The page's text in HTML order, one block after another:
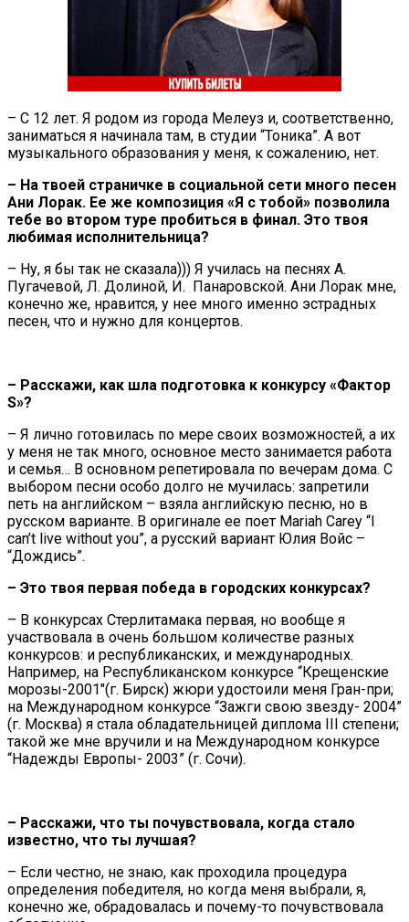
– С 12 лет. Я родом из города Мелеуз и, соответственно,
заниматься я начинала там, в студии “Тоника”. А вот
музыкального образования у меня, к сожалению, нет.
– На твоей страничке в социальной сети много песен
Ани Лорак. Ее же композиция «Я с тобой» позволила
тебе во втором туре пробиться в финал. Это твоя
любимая исполнительница?
– Ну, я бы так не сказала))) Я училась на песнях А.
Пугачевой, Л. Долиной, И. Панаровской. Ани Лорак мне,
конечно же, нравится, у нее много именно эстрадных
песен, что и нужно для концертов.
– Расскажи, как шла подготовка к конкурсу «Фактор
S»?
– Я лично готовилась по мере своих возможностей, а их
у меня не так много, основное место занимается работа
и семья… В основном репетировала по вечерам дома. С
выбором песни особо долго не мучилась: запретили
петь на английском – взяла английскую песню, но в
русском варианте. В оригинале ее поет Mariah Carey “I
can’t live without you”, а русский вариант Юлия Войс –
“Дождись”.
– Это твоя первая победа в городских конкурсах?
– В конкурсах Стерлитамака первая, но вообще я
участвовала в очень большом количестве разных
конкурсов: и республиканских, и международных.
Например, на Республиканском конкурсе “Крещенские
морозы-2001″(г. Бирск) жюри удостоили меня Гран-при;
на Международном конкурсе “Зажги свою звезду- 2004”
(г. Москва) я стала обладательницей диплома III степени;
такой же мне вручили и на Международном конкурсе
“Надежды Европы- 2003” (г. Сочи).
– Расскажи, что ты почувствовала, когда стало
известно, что ты лучшая?
– Если честно, не знаю, как проходила процедура
определения победителя, но когда меня выбрали, я,
конечно же, обрадовалась и почему-то почувствовала